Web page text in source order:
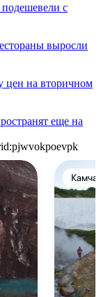
с
выросли
цен на вторичном
еще на